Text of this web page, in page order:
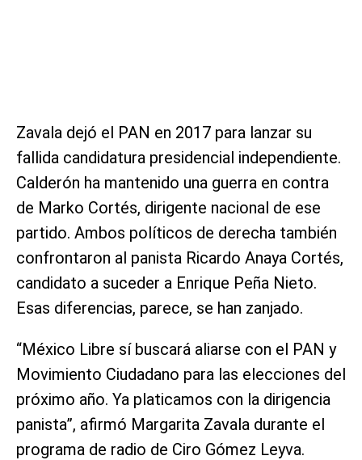
Zavala dejó el PAN en 2017 para lanzar su
fallida candidatura presidencial independiente.
Calderón ha mantenido una guerra en contra
de Marko Cortés, dirigente nacional de ese
partido. Ambos políticos de derecha también
confrontaron al panista Ricardo Anaya Cortés,
candidato a suceder a Enrique Peña Nieto.
Esas diferencias, parece, se han zanjado.
“México Libre sí buscará aliarse con el PAN y
Movimiento Ciudadano para las elecciones del
próximo año. Ya platicamos con la dirigencia
panista”, afirmó Margarita Zavala durante el
programa de radio de Ciro Gómez Leyva.